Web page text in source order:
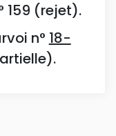
159 (rejet).
n° 18-